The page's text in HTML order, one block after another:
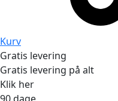
Kurv
Gratis levering
Gratis levering på alt
Klik her